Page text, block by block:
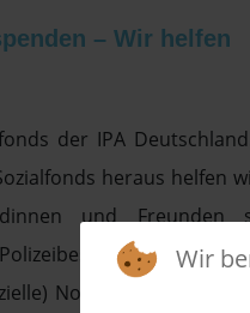
– Wir helfen
der IPA
heraus helfen
und Freunden
die
Notlage geraten sind
Wir